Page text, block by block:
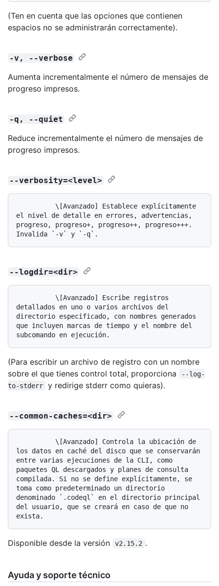
(Ten en cuenta que las opciones que contienen
espacios no se administrarán correctamente).
-v, --verbose
Aumenta incrementalmente el número de mensajes de
progreso impresos.
-q, --quiet
Reduce incrementalmente el número de mensajes de
progreso impresos.
--verbosity=<level>
el nivel de detalle en errores, advertencias,
progreso, progreso+, progreso++, progreso+++.
--logdir=<dir>
detallados en uno o varios archivos del
directorio especificado, con nombres generados
que incluyen marcas de tiempo y el nombre del
(Para escribir un archivo de registro con un nombre
sobre el que tienes control total, proporciona
--log-
to-stderr
y redirige stderr como quieras).
--common-caches=<dir>
los datos en caché del disco que se conservarán
entre varias ejecuciones de la CLI, como
paquetes QL descargados y planes de consulta
compilada. Si no se define explícitamente, se
toma como predeterminado un directorio
denominado `.codeql` en el directorio principal
del usuario, que se creará en caso de que no
Disponible desde la versión v2.15.2 .
Ayuda y soporte técnico